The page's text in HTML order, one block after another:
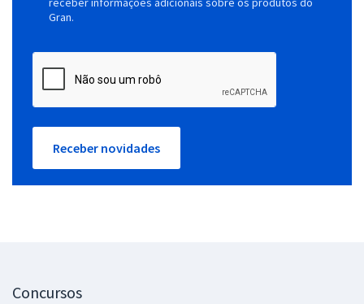
Gran.
Receber novidades
Concursos